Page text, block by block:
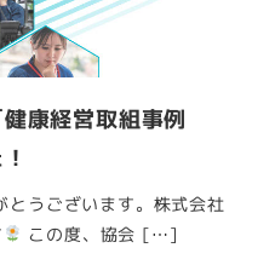
康経営取組事例
とうございます。株式会社
この度、協会 […]